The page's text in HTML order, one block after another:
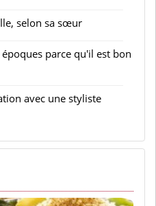
selon sa sœur
parce qu'il est bon
avec une styliste